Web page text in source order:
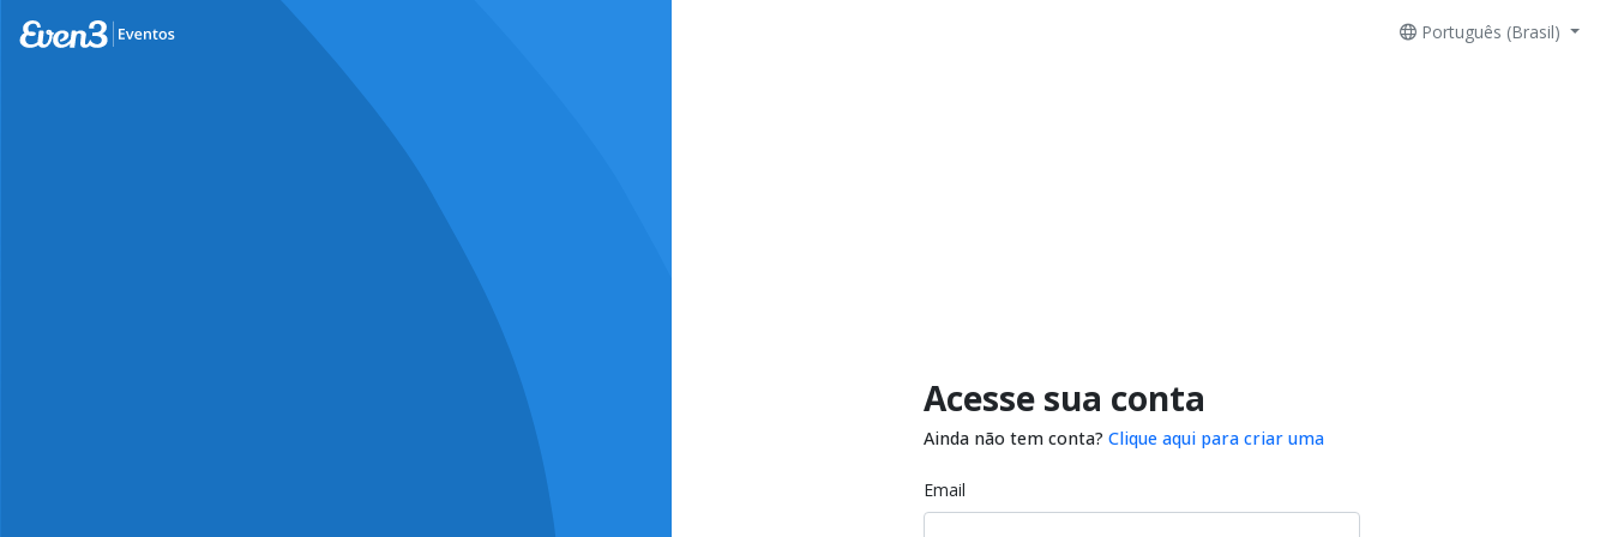
Português (Brasil)
Acesse sua conta
Ainda não tem conta? Clique aqui para criar uma
Email